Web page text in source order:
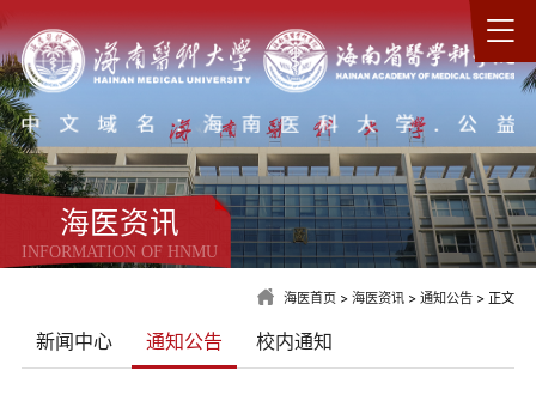
海医资讯
INFORMATION OF HNMU
海医首页 >海医资讯 >通知公告 > 正文
新闻中心 通知公告 校内通知